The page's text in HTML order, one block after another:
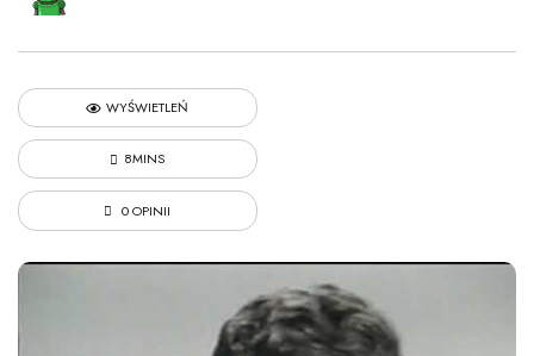
WYŚWIETLEŃ
8MINS
0 OPINII